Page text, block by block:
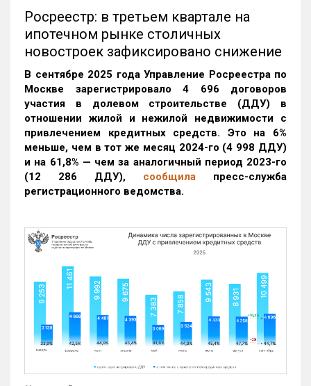
Росреестр: в третьем квартале на
ипотечном рынке столичных
новостроек зафиксировано снижение
В сентябре 2025 года Управление Росреестра по
Москве зарегистрировало 4 696 договоров
участия в долевом строительстве (ДДУ) в
отношении жилой и нежилой недвижимости с
привлечением кредитных средств. Это на 6%
меньше, чем в тот же месяц 2024-го (4 998 ДДУ)
и на 61,8% — чем за аналогичный период 2023-го
(12 286 ДДУ), сообщила пресс-служба
регистрационного ведомства.